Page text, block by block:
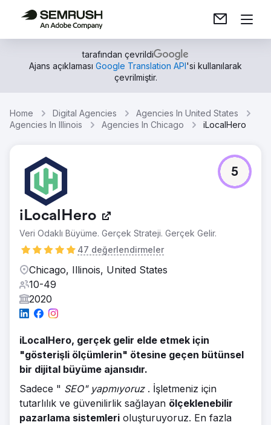
tarafından çevrildi
Ajans açıklaması Google Translation API'si kullanılarak
çevrilmiştir.
Home Digital Agencies
Agencies In United States
Agencies In Illinois
Agencies In Chicago iLocalHero
iLocalHero
Veri Odaklı Büyüme. Gerçek Strateji. Gerçek Gelir.
47 değerlendirmeler
5
Chicago, Illinois, United States
10-49
2020
iLocalHero, gerçek gelir elde etmek için
"gösterişli ölçümlerin" ötesine geçen bütünsel
bir dijital büyüme ajansıdır.
Sadece " SEO" yapmıyoruz. İşletmeniz için
tutarlılık ve güvenilirlik sağlayan ölçeklenebilir
pazarlama sistemleri oluşturuyoruz. En fazla